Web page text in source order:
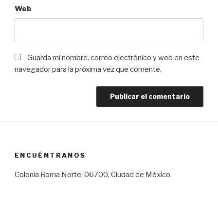
Web
Guarda mi nombre, correo electrónico y web en este
navegador para la próxima vez que comente.
ENCUÉNTRANOS
Colonia Roma Norte, 06700, Ciudad de México.